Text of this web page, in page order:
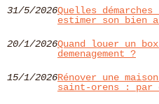
31/5/2026Quelles
estimer son bien
20/1/2026Quand louer un
demenagement ?
15/1/2026Rénover une
saint-orens : par